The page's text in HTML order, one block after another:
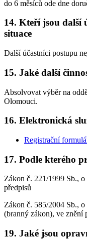
do 6 měsíců ode dne
14. Kteří jsou další
situace
Další účastníci postupu
15. Jaké další
Absolvovat výběr na
Olomouci.
16. Elektronická
Registrační
17. Podle kterého
Zákon č. 221/1999 Sb.,
předpisů
Zákon č. 585/2004 Sb.,
(branný zákon), ve znění
19. Jaké jsou